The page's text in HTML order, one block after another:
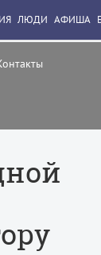
ЛЮДИ АФИША